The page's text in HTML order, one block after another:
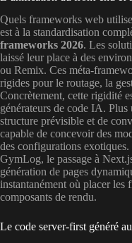
Quels frameworks web
est à la standardisation
frameworks 2026. Les
laissé leur place à des
ou Remix. Ces méta-
rigides pour le routage, la
Concrètement, cette rigidité
générateurs de code IA.
structure prévisible et de
capable de concevoir des
des configurations
GymLog, le passage à
génération de pages
instantanément où placer les
composants de rendu.
Le code server-first généré